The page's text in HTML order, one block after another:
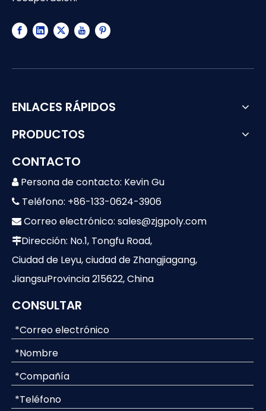
ENLACES RÁPIDOS
PRODUCTOS
CONTACTO
 Persona de contacto: Kevin Gu
 Teléfono: +86-133-0624-3906
 Correo electrónico: sales@zjgpoly.com
Dirección: No.1, Tongfu Road,
Ciudad de Leyu, ciudad de Zhangjiagang,
JiangsuProvincia 215622, China
CONSULTAR